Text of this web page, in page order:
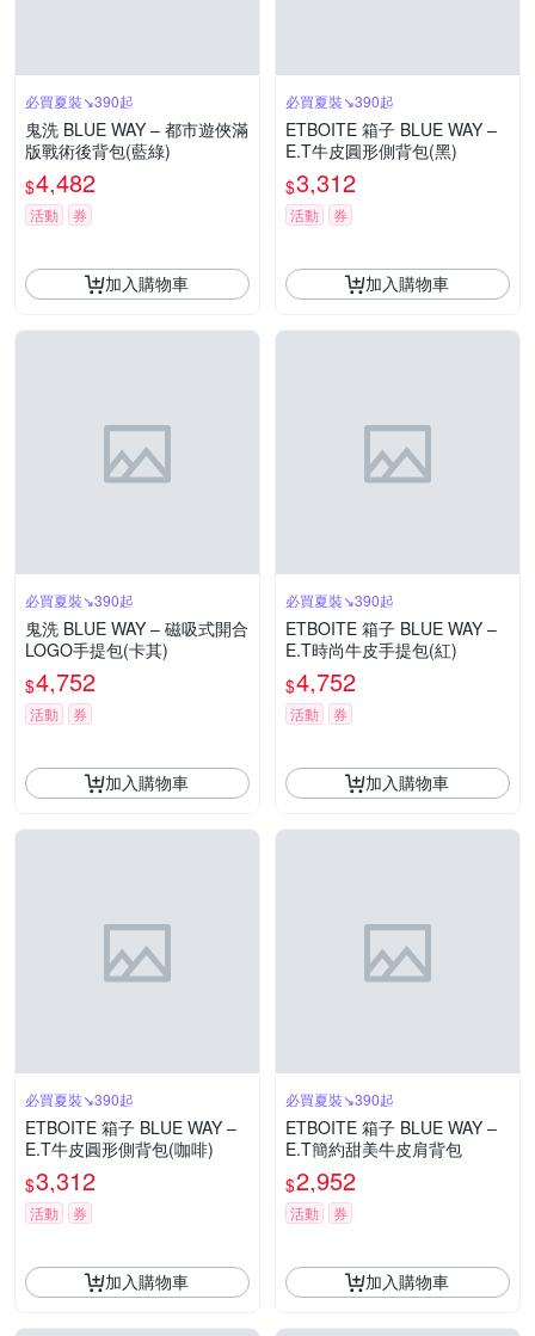
必買夏裝↘390起
鬼洗 BLUE WAY – 都市遊俠滿
版戰術後背包(藍綠)
$4,482
活動 券
加入購物車
必買夏裝↘390起
ETBOITE 箱子 BLUE WAY –
E.T牛皮圓形側背包(黑)
$3,312
活動 券
加入購物車
必買夏裝↘390起
鬼洗 BLUE WAY – 磁吸式開合
LOGO手提包(卡其)
$4,752
活動 券
加入購物車
必買夏裝↘390起
ETBOITE 箱子 BLUE WAY –
E.T時尚牛皮手提包(紅)
$4,752
活動 券
加入購物車
必買夏裝↘390起
ETBOITE 箱子 BLUE WAY –
E.T牛皮圓形側背包(咖啡)
$3,312
活動 券
加入購物車
必買夏裝↘390起
ETBOITE 箱子 BLUE WAY –
E.T簡約甜美牛皮肩背包
$2,952
活動 券
加入購物車